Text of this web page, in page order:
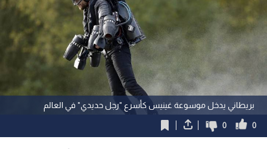
بريطاني يدخل موسوعة غينيس كأسرع "رجل حديدي" في العالم
0
0